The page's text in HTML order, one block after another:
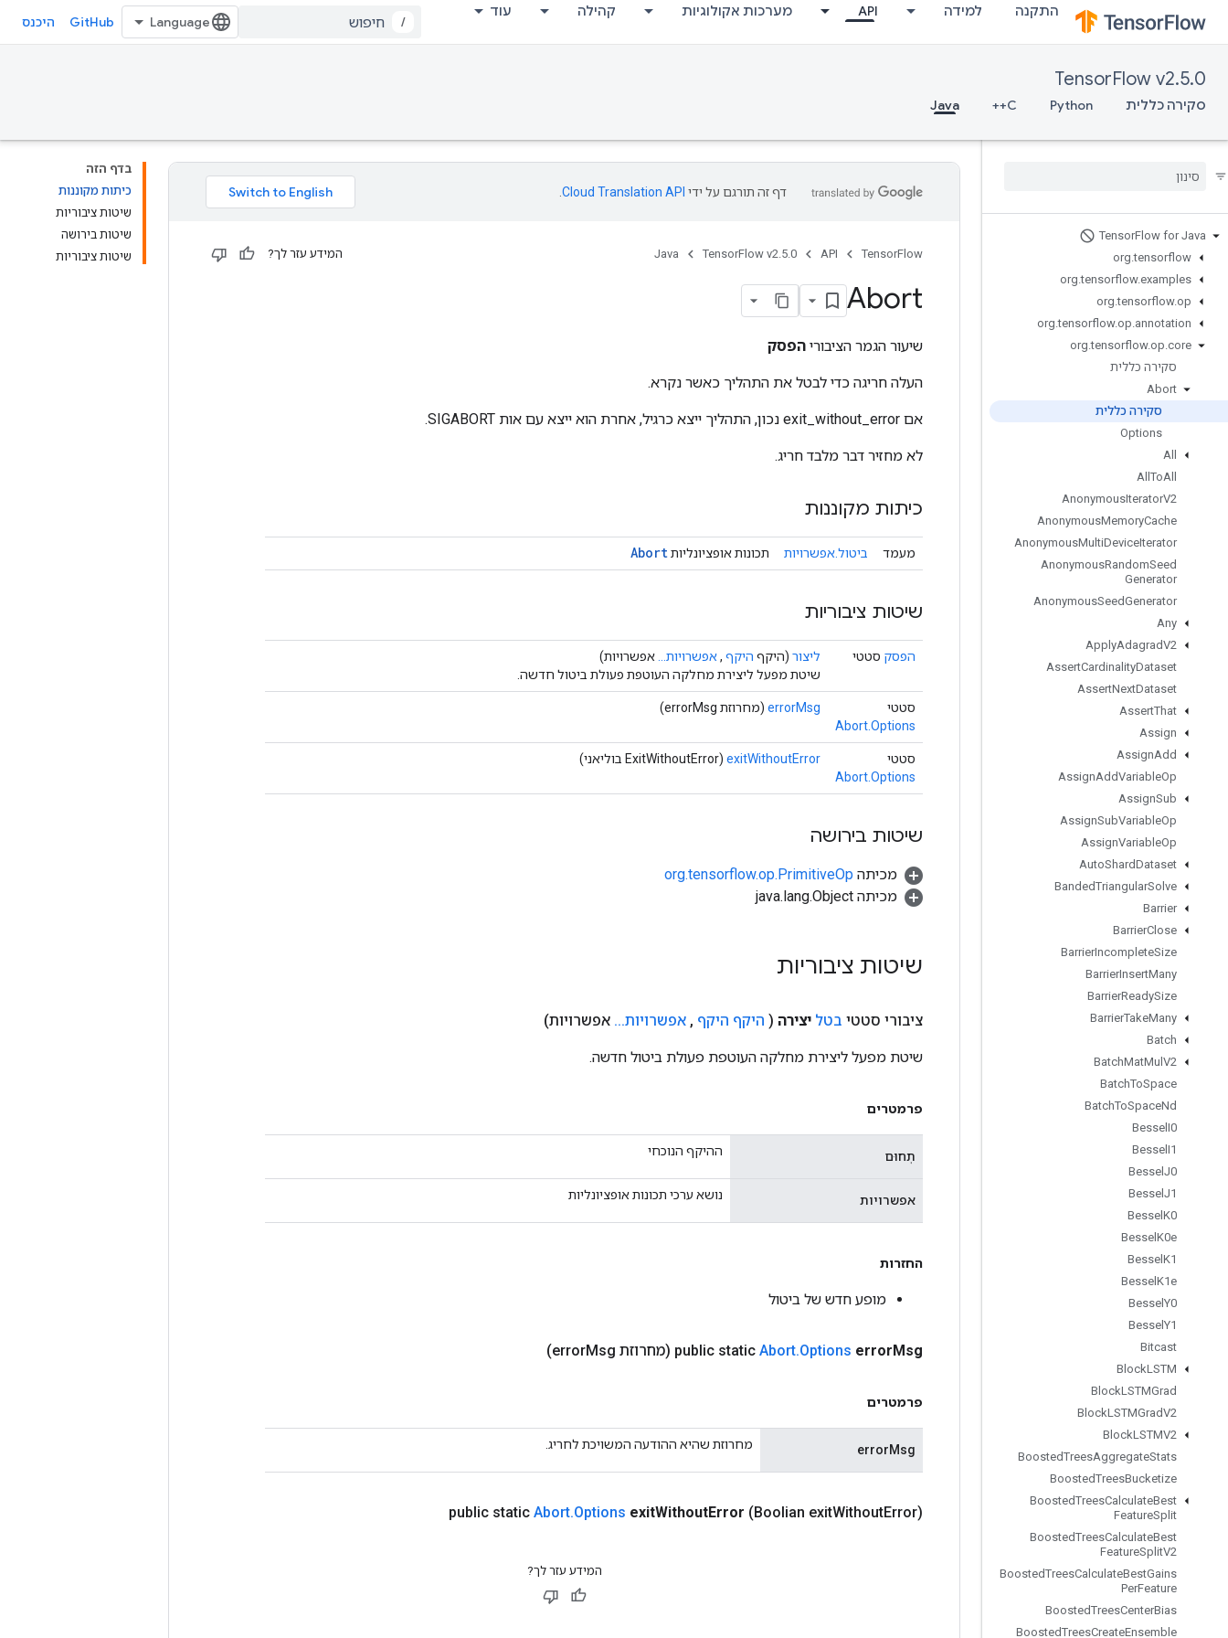
התקנה למידה API מערכות אקולוגיות קהילה עוד
/
GitHub היכנס
TensorFlow v2.5.0
סקירה כללית Python
C++
Java
TensorFlow for Java
org.tensorflow
org.tensorflow.examples
org.tensorflow.op
org.tensorflow.op.annotation
org.tensorflow.op.core
סקירה כללית
Abort
סקירה כללית
Options
All
All ToAll
AnonymousIteratorV2
AnonymousMemoryCache
AnonymousMultiDeviceIterator
AnonymousRandomSeed
Generator
AnonymousSeedGenerator
Any
ApplyAdagradV2
AssertCardinalityDataset
AssertNextDataset
AssertThat
Assign
AssignAdd
AssignAddVariableOp
AssignSub
AssignSubVariableOp
AssignVariableOp
AutoShardDataset
BandedTriangularSolve
Barrier
BarrierClose
BarrierIncompleteSize
BarrierInsertMany
BarrierReadySize
BarrierTakeMany
Batch
BatchMatMul V2
BatchToSpace
BatchToSpaceNd
Bessel I0
Bessel I1
Bessel J0
Bessel J1
Bessel K0
Bessel K0e
Bessel K1
Bessel K1e
Bessel Y0
Bessel Y1
Bitcast
BlockLSTM
BlockLSTMGrad
BlockLSTMGradV2
BlockLSTMV2
BoostedTreesAggregateStats
BoostedTreesBucketize
BoostedTreesCalculateBest
FeatureSplit
BoostedTreesCalculateBest
FeatureSplitV2
BoostedTreesCalculateBestGains
PerFeature
BoostedTreesCenterBias
BoostedTreesCreateEnsemble
בדף הזה
כיתות מקוננות
שיטות ציבוריות
שיטות בירושה
שיטות ציבוריות
דף זה תורגם על ידי Cloud Translation API
TensorFlow
API
TensorFlow v2.5.0
Java המידע עזר לך?
Abort
שיעור הגמר הציבורי הפסק
העלה חריגה כדי לבטל את התהליך כאשר נקרא.
אם exit_without_error נכון, התהליך ייצא כרגיל, אחרת הוא ייצא עם אות SIGABORT.
לא מחזיר דבר מלבד חריג.
כיתות מקוננות
מעמד ביטול.אפשרויות תכונות אופציונליותAbort
שיטות ציבוריות
הפסק סטטי ליצור (היקף היקף ,אפשרויות...
אפשרויות)
שיטת מפעל ליצירת מחלקה העוטפת פעולת ביטול חדשה.
סטטי
Abort.Options
errorMsg (מחרוזת errorMsg)
סטטי
Abort.Options
exitWithoutError (ExitWithoutError בוליאני)
שיטות בירושה
מכיתה org.tensorflow.op.PrimitiveOp
מכיתה java.lang.Object
שיטות ציבוריות
ציבורי סטטי בטל יצירה ( היקף היקף , אפשרויות.
.
. אפשרויות)
שיטת מפעל ליצירת מחלקה העוטפת פעולת ביטול חדשה.
פרמטרים
תְחוּם ההיקף הנוכחי
אפשרויות נושא ערכי תכונות אופציונליות
החזרות
מופע חדש של ביטול
public static Abort.Options errorMsg (מחרוזת error Msg)
פרמטרים
errorMsg מחרוזת שהיא ההודעה המשויכת לחריג.
public static Abort.Options exitWithoutError (Boolian exitWithoutError)
המידע עזר לך?